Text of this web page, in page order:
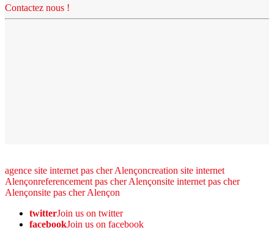
Contactez nous !
agence site internet pas cher Alençoncreation site internet
Alençonreferencement pas cher Alençonsite internet pas cher
Alençonsite pas cher Alençon
twitterJoin us on twitter
facebookJoin us on facebook